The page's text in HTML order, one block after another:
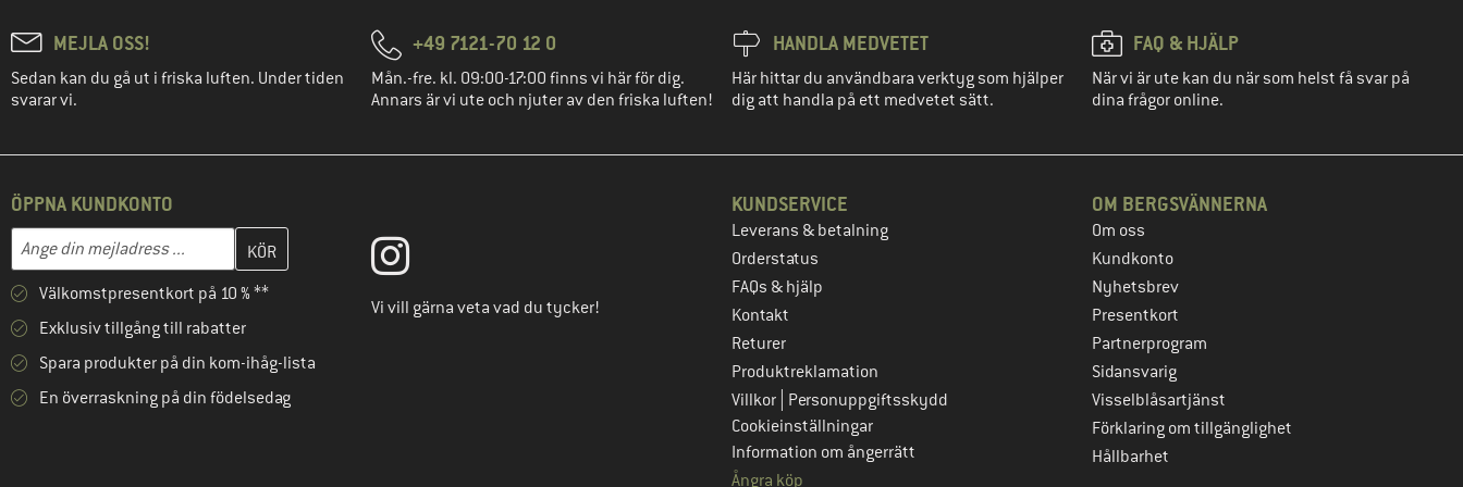
MEJLA OSS!
Sedan kan du gå ut i friska luften. Under tiden
svarar vi.
+49 7121-70 12 0
Mån.-fre. kl. 09:00-17:00 finns vi här för dig.
Annars är vi ute och njuter av den friska luften!
HANDLA MEDVETET
Här hittar du användbara verktyg som hjälper
dig att handla på ett medvetet sätt.
FAQ & HJÄLP
När vi är ute kan du när som helst få svar på
dina frågor online.
ÖPPNA KUNDKONTO
Mejladress
Skriv in din e-postadress här och skapa ditt kundkonto i nästa steg
Välkomstpresentkort på 10 % **
Exklusiv tillgång till rabatter
Spara produkter på din kom-ihåg-lista
En överraskning på din födelsedag
Vi vill gärna veta vad du tycker!
KUNDSERVICE
Leverans & betalning
Orderstatus
FAQs & hjälp
Kontakt
Returer
Produktreklamation
Villkor Personuppgiftsskydd
Cookieinställningar
Information om ångerrätt
Ångra köp
OM BERGSVÄNNERNA
Om oss
Kundkonto
Nyhetsbrev
Presentkort
Partnerprogram
Sidansvarig
Visselblåsartjänst
Förklaring om tillgänglighet
Hållbarhet